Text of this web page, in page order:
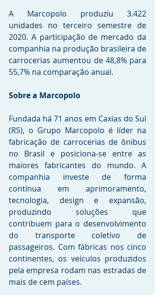
A Marcopolo produziu 3.422
unidades no terceiro semestre de
2020. A participação de mercado da
companhia na produção brasileira de
carrocerias aumentou de 48,8% para
55,7% na comparação anual.
Sobre a Marcopolo
Fundada há 71 anos em Caxias do Sul
(RS), o Grupo Marcopolo é líder na
fabricação de carrocerias de ônibus
no Brasil e posiciona-se entre as
maiores fabricantes do mundo. A
companhia investe de forma
contínua em aprimoramento,
tecnologia, design e expansão,
produzindo soluções que
contribuem para o desenvolvimento
do transporte coletivo de
passageiros. Com fábricas nos cinco
continentes, os veículos produzidos
pela empresa rodam nas estradas de
mais de cem países.